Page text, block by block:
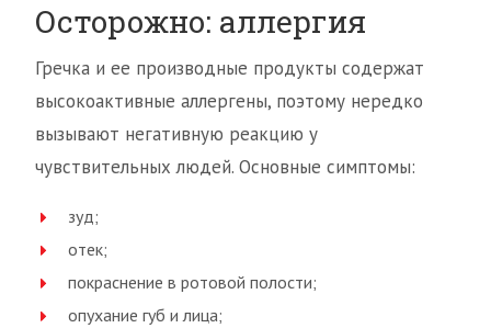
Осторожно: аллергия
Гречка и ее производные продукты содержат
высокоактивные аллергены, поэтому нередко
вызывают негативную реакцию у
чувствительных людей. Основные симптомы:
зуд;
отек;
покраснение в ротовой полости;
опухание губ и лица;